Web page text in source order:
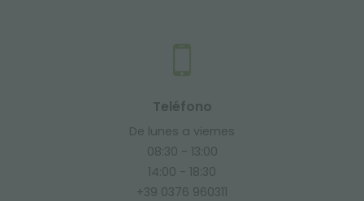
Teléfono
De lunes a viernes
08:30 - 13:00
14:00 - 18:30
+39 0376 960311